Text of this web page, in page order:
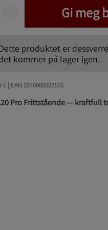
Gi meg
produktet er
kommer på lager igen.
1 | EAN 2240000082165
Pro Frittstående — kraftfull